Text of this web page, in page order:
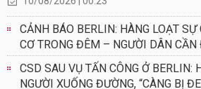
CẢNH BÁO BERLIN: HÀNG LOẠT SỰ
CƠ TRONG ĐÊM – NGƯỜI DÂN CẦN
CSD SAU VỤ TẤN CÔNG Ở BERLIN:
NGƯỜI XUỐNG ĐƯỜNG, “CÀNG BỊ